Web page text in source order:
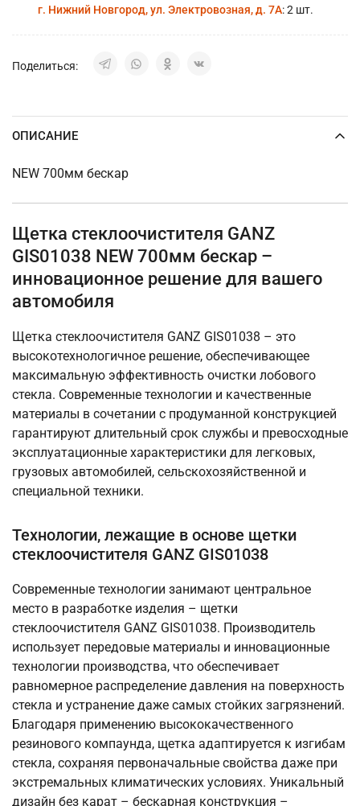
г. Нижний Новгород, ул. Электровозная, д. 7А: 2 шт.
Поделиться:
ОПИСАНИЕ
NEW 700мм бескар
Щетка стеклоочистителя GANZ
GIS01038 NEW 700мм бескар –
инновационное решение для вашего
автомобиля
Щетка стеклоочистителя GANZ GIS01038 – это
высокотехнологичное решение, обеспечивающее
максимальную эффективность очистки лобового
стекла. Современные технологии и качественные
материалы в сочетании с продуманной конструкцией
гарантируют длительный срок службы и превосходные
эксплуатационные характеристики для легковых,
грузовых автомобилей, сельскохозяйственной и
специальной техники.
Технологии, лежащие в основе щетки
стеклоочистителя GANZ GIS01038
Современные технологии занимают центральное
место в разработке изделия – щетки
стеклоочистителя GANZ GIS01038. Производитель
использует передовые материалы и инновационные
технологии производства, что обеспечивает
равномерное распределение давления на поверхность
стекла и устранение даже самых стойких загрязнений.
Благодаря применению высококачественного
резинового компаунда, щетка адаптируется к изгибам
стекла, сохраняя первоначальные свойства даже при
экстремальных климатических условиях. Уникальный
дизайн без карат – бескарная конструкция –